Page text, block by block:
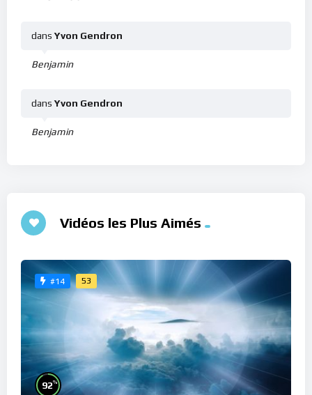
Benjamin
dans Yvon Gendron
Benjamin
dans Yvon Gendron
Vidéos les Plus Aimés
#14 53
92%